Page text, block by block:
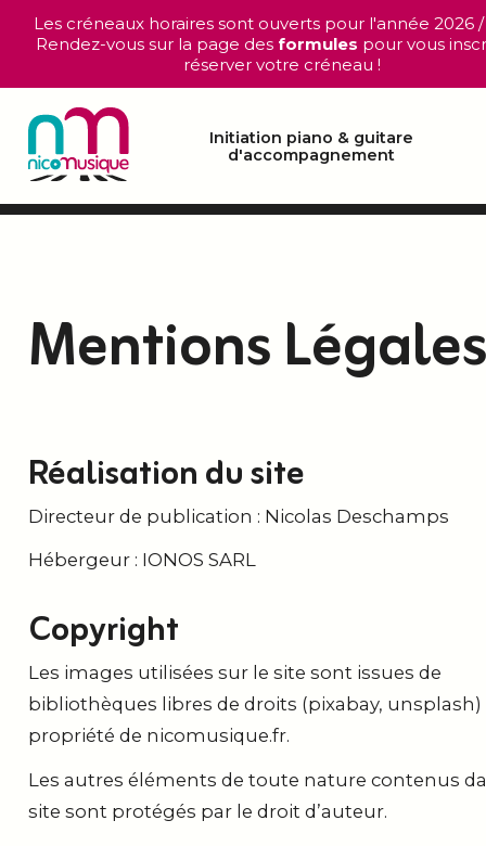
Les créneaux horaires sont ouverts pour l'année 2026 /
Rendez-vous sur la page des formules pour vous
réserver votre créneau !
Initiation piano & guitare
d'accompagnement
Mentions Légales
Réalisation du site
Directeur de publication : Nicolas Deschamps
Hébergeur : IONOS SARL
Copyright
Les images utilisées sur le site sont issues de
bibliothèques libres de droits (pixabay, unsplash)
propriété de nicomusique.fr.
Les autres éléments de toute nature contenus
site sont protégés par le droit d’auteur.